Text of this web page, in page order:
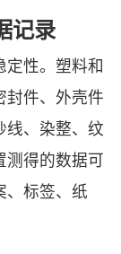
记录
定性。塑料和
封件、外壳件
线、染整、纹
测得的数据可
、标签、纸